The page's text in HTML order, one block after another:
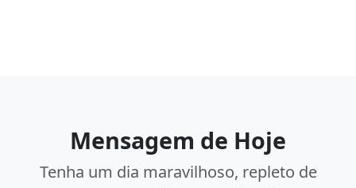
Mensagem de Hoje
Tenha um dia maravilhoso, repleto de